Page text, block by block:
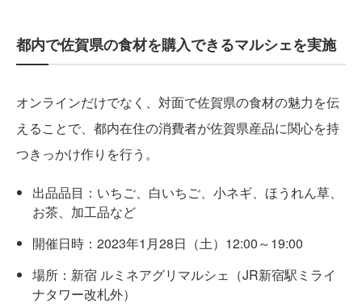
都内で佐賀県の食材を購入できるマルシェを実施
オンラインだけでなく、対面で佐賀県の食材の魅力を伝
えることで、都内在住の消費者が佐賀県産品に関心を持
つきっかけ作りを行う。
出品品目：いちご、白いちご、小ネギ、ほうれん草、
お茶、加工品など
開催日時：2023年1月28日（土）12:00～19:00
場所：新宿 ルミネアグリマルシェ（JR新宿駅ミライ
ナタワー改札外）